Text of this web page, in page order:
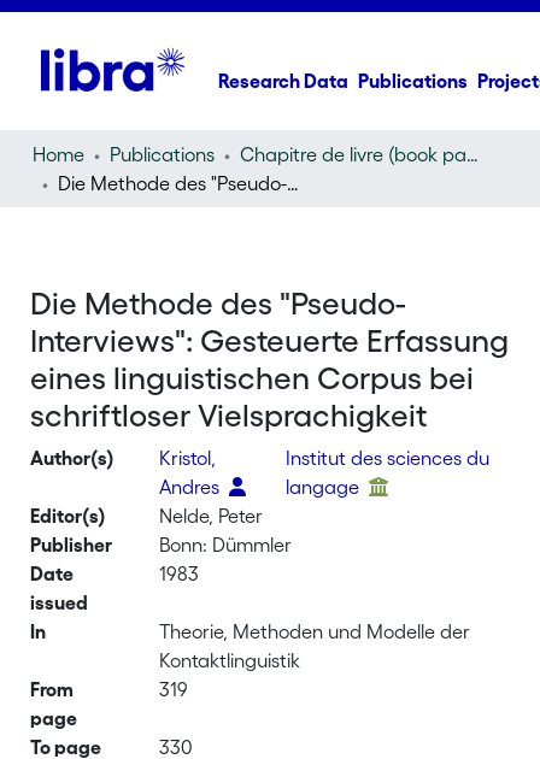
Research Data Publications
Home Publications
Chapitre de livre (book part)
Die Methode des "Pseudo-Interviews": Gesteuerte Erfassung eines linguistischen Corpus bei schriftloser Vielsprachigkeit
Die Methode des "Pseudo-
Interviews": Gesteuerte Erfassung
eines linguistischen Corpus bei
schriftloser Vielsprachigkeit
Author(s)
Kristol,
Andres
Institut des sciences du
langage
Editor(s)
Nelde, Peter
Publisher
Bonn: Dümmler
Date
issued
1983
In
Theorie, Methoden und Modelle der
Kontaktlinguistik
From
page
319
To page
330